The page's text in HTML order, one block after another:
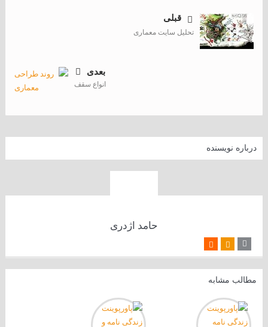
قبلی
تحلیل سایت معماری
بعدی
انواع سقف
درباره نویسنده
حامد اژدری
مطالب مشابه